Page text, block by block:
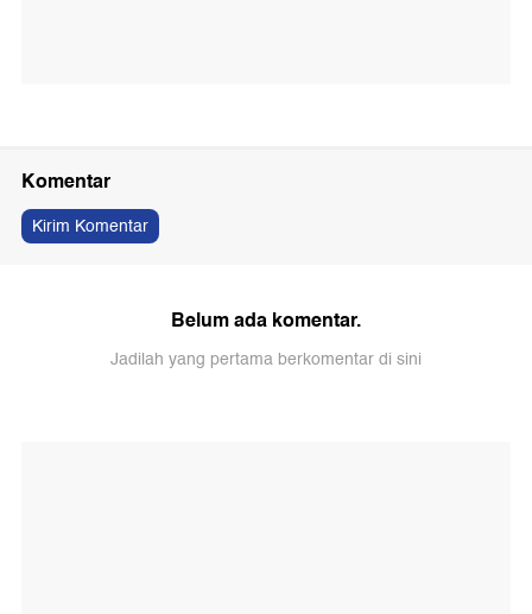
Komentar
Kirim Komentar
Belum ada komentar.
Jadilah yang pertama berkomentar di sini